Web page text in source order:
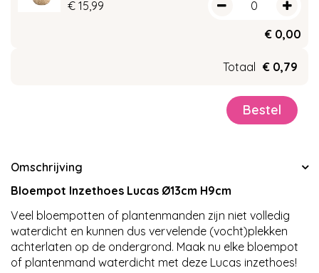
€ 15 99
€ 0,00
Totaal € 0,79
Omschrijving
Bloempot Inzethoes Lucas Ø13cm H9cm
Veel bloempotten of plantenmanden zijn niet volledig
waterdicht en kunnen dus vervelende (vocht)plekken
achterlaten op de ondergrond. Maak nu elke bloempot
of plantenmand waterdicht met deze Lucas inzethoes!